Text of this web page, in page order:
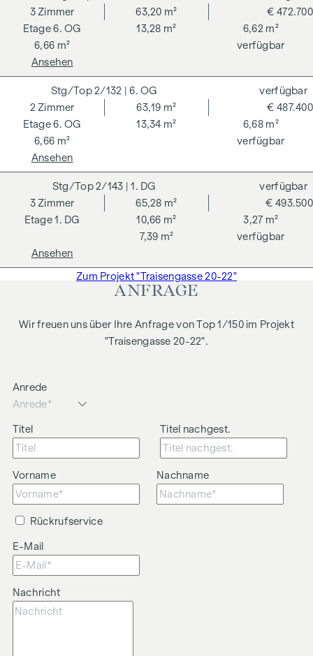
6. OG
3 Zimmer
63,20 m²
13,28 m²
6,62 m²
6,66 m²
€ 472.700
verfügbar
Ansehen
2/132 | 6. OG
6. OG
2 Zimmer
63,19 m²
13,34 m²
6,68 m²
6,66 m²
€ 487.400
verfügbar
verfügbar
Ansehen
2/143 | 1. DG
1. DG
3 Zimmer
65,28 m²
10,66 m²
3,27 m²
7,39 m²
€ 493.500
verfügbar
verfügbar
Ansehen
Zum Projekt "Traisengasse 20-22"
ANFRAGE
Wir freuen uns über Ihre Anfrage von Top 1/150 im Projekt
"Traisengasse 20-22".
Anrede
Titel Titel nachgest.
Vorname Nachname
Rückrufservice
E-Mail
Nachricht